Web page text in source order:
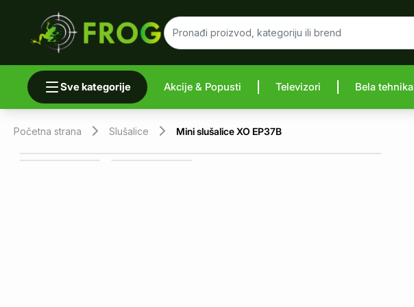
Sve kategorije Akcije & Popusti Televizori Bela tehnika
Početna strana Slušalice Mini slušalice XO EP37B